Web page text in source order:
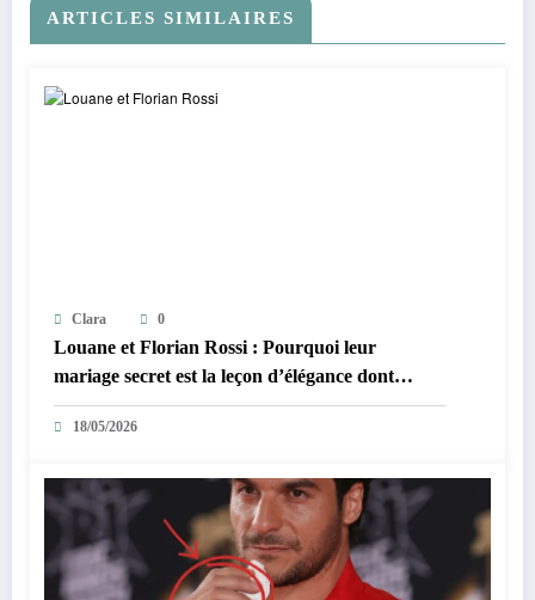
ARTICLES SIMILAIRES
Clara 0
Louane et Florian Rossi : Pourquoi leur
mariage secret est la leçon d’élégance dont
Internet avait besoin
18/05/2026